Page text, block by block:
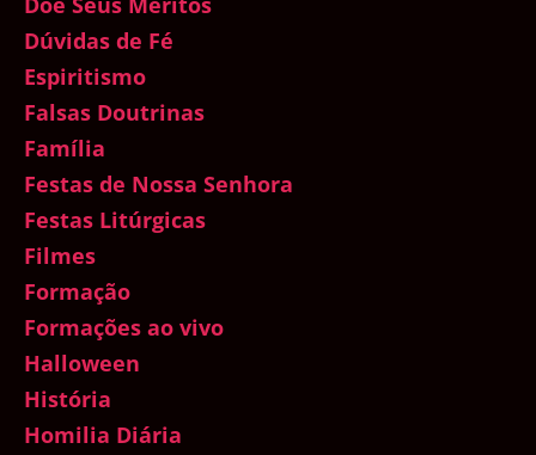
Dúvidas de Fé
Espiritismo
Falsas Doutrinas
Família
Festas de Nossa Senhora
Festas Litúrgicas
Filmes
Formação
Formações ao vivo
Halloween
História
Homilia Diária